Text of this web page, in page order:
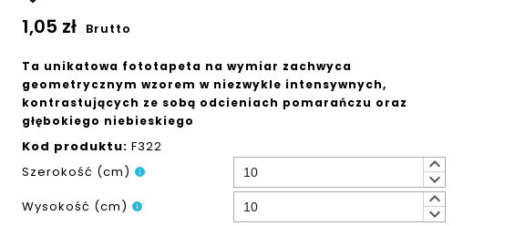
1,05 zł Brutto
Ta unikatowa fototapeta na wymiar zachwyca
geometrycznym wzorem w niezwykle intensywnych,
kontrastujących ze sobą odcieniach pomarańczu oraz
głębokiego niebieskiego
Kod produktu: F322
Szerokość (cm) info keyboard_arrow_up
keyboard_arrow_down
Wysokość (cm) info keyboard_arrow_up
keyboard_arrow_down